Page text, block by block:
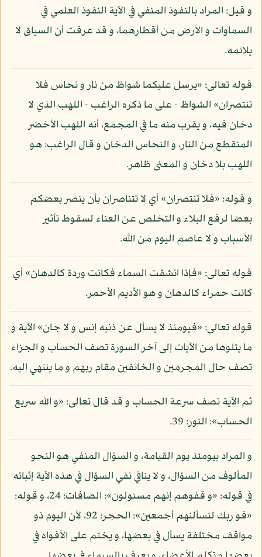
و قيل: المراد بالنفوذ المنفي في الآية النفوذ العلمي في
السماوات و الأرض من أقطارهما، و قد عرفت أن السياق لا
يلائمه.
قوله تعالى: «يرسل عليكما شواظ من نار و نحاس فلا
تنتصران» الشواظ - على ما ذكره الراغب - اللهب الذي لا
دخان فيه، و يقرب منه ما في المجمع، أنه اللهب الأخضر
المنقطع من النار، و النحاس الدخان و قال الراغب: هو
اللهب بلا دخان و المعنى ظاهر.
و قوله: «فلا تنتصران» أي لا تتناصران بأن ينصر بعضكم
بعضا لرفع البلاء و التخلص عن العناء لسقوط تأثير
الأسباب و لا عاصم اليوم من الله.
قوله تعالى: «فإذا انشقت السماء فكانت وردة كالدهان» أي
كانت حمراء كالدهان و هو الأديم الأحمر.
قوله تعالى: «فيومئذ لا يسأل عن ذنبه إنس و لا جان» الآية و
ما يتلوها من الآيات إلى آخر السورة تصف الحساب و الجزاء
تصف حال المجرمين و الخائفين مقام ربهم و ما ينتهي إليه.
ثم الآية تصف سرعة الحساب و قد قال تعالى: «و الله سريع
الحساب»: النور: 39.
و المراد بيومئذ يوم القيامة، و السؤال المنفي هو النحو
المألوف من السؤال، و لا ينافي نفي السؤال في هذه الآية إثباته
في قوله: «و قفوهم إنهم مسئولون»: الصافات: 24، و قوله:
«فو ربك لنسألنهم أجمعين»: الحجر: 92، لأن اليوم ذو
مواقف مختلفة يسأل في بعضها، و يختم على الأفواه في